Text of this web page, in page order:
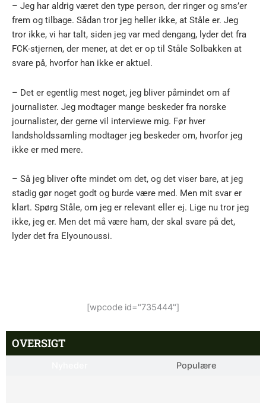
– Jeg har aldrig været den type person, der ringer og sms’er
frem og tilbage. Sådan tror jeg heller ikke, at Ståle er. Jeg
tror ikke, vi har talt, siden jeg var med dengang, lyder det fra
FCK-stjernen, der mener, at det er op til Ståle Solbakken at
svare på, hvorfor han ikke er aktuel.
– Det er egentlig mest noget, jeg bliver påmindet om af
journalister. Jeg modtager mange beskeder fra norske
journalister, der gerne vil interviewe mig. Før hver
landsholdssamling modtager jeg beskeder om, hvorfor jeg
ikke er med mere.
– Så jeg bliver ofte mindet om det, og det viser bare, at jeg
stadig gør noget godt og burde være med. Men mit svar er
klart. Spørg Ståle, om jeg er relevant eller ej. Lige nu tror jeg
ikke, jeg er. Men det må være ham, der skal svare på det,
lyder det fra Elyounoussi.
[wpcode id="735444"]
OVERSIGT
Populære